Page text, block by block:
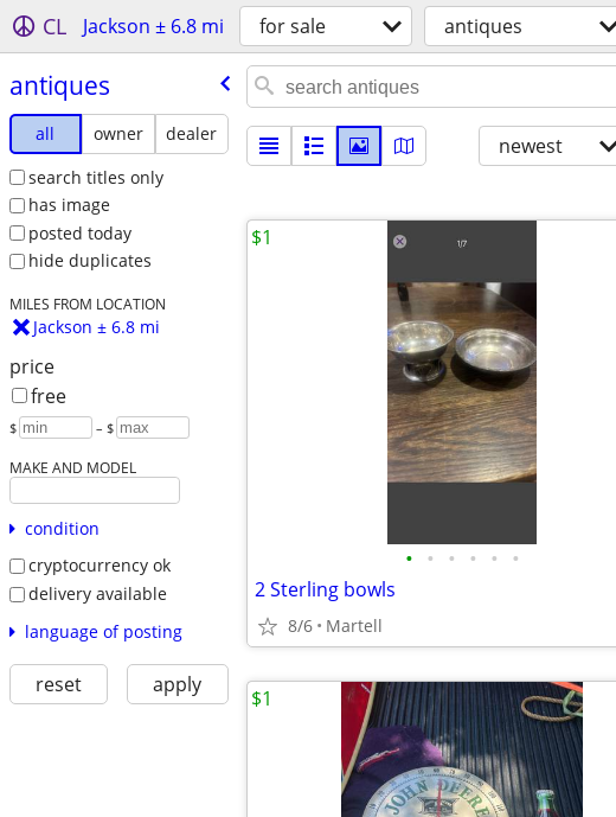
CL Jackson ± 6.8 mi for sale antiques
antiques
all owner
dealer
search titles only
has image
posted today
hide duplicates
MILES FROM LOCATION
Jackson ± 6.8 mi
price
free
$ – $
MAKE AND MODEL
condition
cryptocurrency ok
delivery available
language of posting
reset apply
newest
• • • • • •
2 Sterling bowls
8/6 Martell
$1
$1